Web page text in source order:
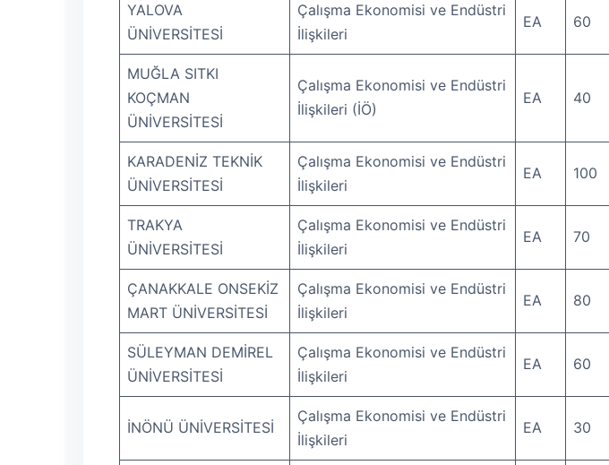
YALOVA
ÜNİVERSİTESİ
Çalışma Ekonomisi ve Endüstri
İlişkileri
EA 60
MUĞLA SITKI
KOÇMAN
ÜNİVERSİTESİ
Çalışma Ekonomisi ve Endüstri
İlişkileri (İÖ)
EA 40
KARADENİZ TEKNİK
ÜNİVERSİTESİ
Çalışma Ekonomisi ve Endüstri
İlişkileri
EA 100
TRAKYA
ÜNİVERSİTESİ
Çalışma Ekonomisi ve Endüstri
İlişkileri
EA 70
ÇANAKKALE ONSEKİZ
MART ÜNİVERSİTESİ
Çalışma Ekonomisi ve Endüstri
İlişkileri
EA 80
SÜLEYMAN DEMİREL
ÜNİVERSİTESİ
Çalışma Ekonomisi ve Endüstri
İlişkileri
EA 60
İNÖNÜ ÜNİVERSİTESİ
Çalışma Ekonomisi ve Endüstri
İlişkileri
EA 30